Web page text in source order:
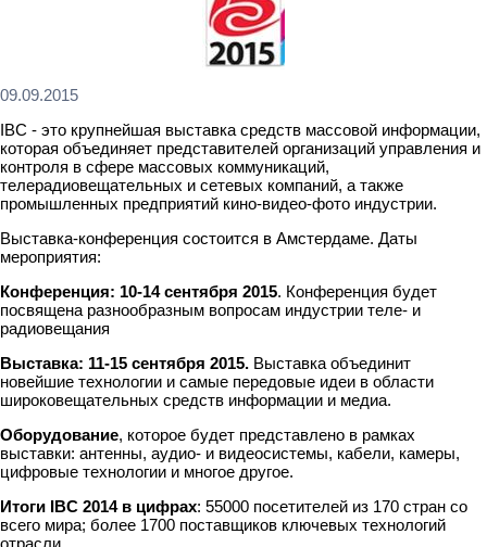
09.09.2015
IBC - это крупнейшая выставка средств массовой информации,
которая объединяет представителей организаций управления и
контроля в сфере массовых коммуникаций,
телерадиовещательных и сетевых компаний, а также
промышленных предприятий кино-видео-фото индустрии.
Выставка-конференция состоится в Амстердаме. Даты
мероприятия:
Конференция: 10-14 сентября 2015. Конференция будет
посвящена разнообразным вопросам индустрии теле- и
радиовещания
Выставка: 11-15 сентября 2015. Выставка объединит
новейшие технологии и самые передовые идеи в области
широковещательных средств информации и медиа.
Оборудование, которое будет представлено в рамках
выставки: антенны, аудио- и видеосистемы, кабели, камеры,
цифровые технологии и многое другое.
Итоги IBC 2014 в цифрах: 55000 посетителей из 170 стран со
всего мира; более 1700 поставщиков ключевых технологий
отрасли.